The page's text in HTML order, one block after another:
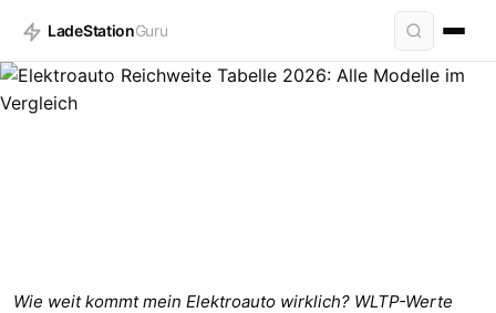
LadeStationGuru
WISSEN
Wie weit kommt mein Elektroauto wirklich? WLTP-Werte